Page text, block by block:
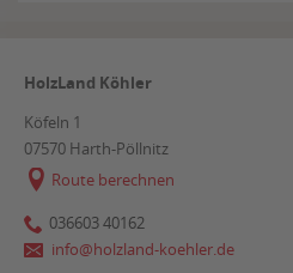
HolzLand Köhler
Köfeln 1
07570 Harth-Pöllnitz
Route berechnen
036603 40162
info@holzland-koehler.de